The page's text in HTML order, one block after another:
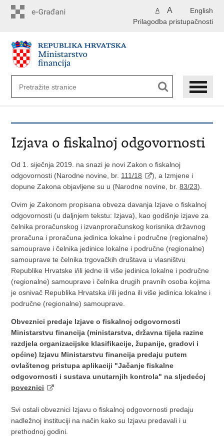
English
A A
Prilagodba pristupačnosti
Izjava o fiskalnoj odgovornosti
Od 1. siječnja 2019. na snazi je novi Zakon o fiskalnoj
odgovornosti (Narodne novine, br. 111/18
), a Izmjene i
dopune Zakona objavljene su u (Narodne novine, br.83/23).
Ovim je Zakonom propisana obveza davanja Izjave o fiskalnoj
odgovornosti (u daljnjem tekstu: Izjava), kao godišnje izjave za
čelnika proračunskog i izvanproračunskog korisnika državnog
proračuna i proračuna jedinica lokalne i područne (regionalne)
samouprave i čelnika jedinice lokalne i područne (regionalne)
samouprave te čelnika trgovačkih društava u vlasništvu
Republike Hrvatske i/ili jedne ili više jedinica lokalne i područne
(regionalne) samouprave i čelnika drugih pravnih osoba kojima
je osnivač Republika Hrvatska i/ili jedna ili više jedinica lokalne i
područne (regionalne) samouprave.
Obveznici predaje Izjave o fiskalnoj odgovornosti
Ministarstvu financija (ministarstva, državna tijela razine
razdjela organizacijske klasifikacije, županije, gradovi i
općine) Izjavu Ministarstvu financija predaju putem
ovlaštenog pristupa aplikaciji "Jačanje fiskalne
odgovornosti i sustava unutarnjih kontrola" na sljedećoj
poveznici
Svi ostali obveznici Izjavu o fiskalnoj odgovornosti predaju
nadležnoj instituciji na način kako su Izjavu predavali i u
prethodnoj godini.